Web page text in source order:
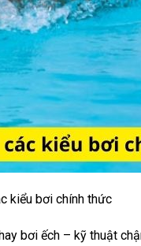
kiểu bơi chính thức
bơi ếch – kỹ thuật